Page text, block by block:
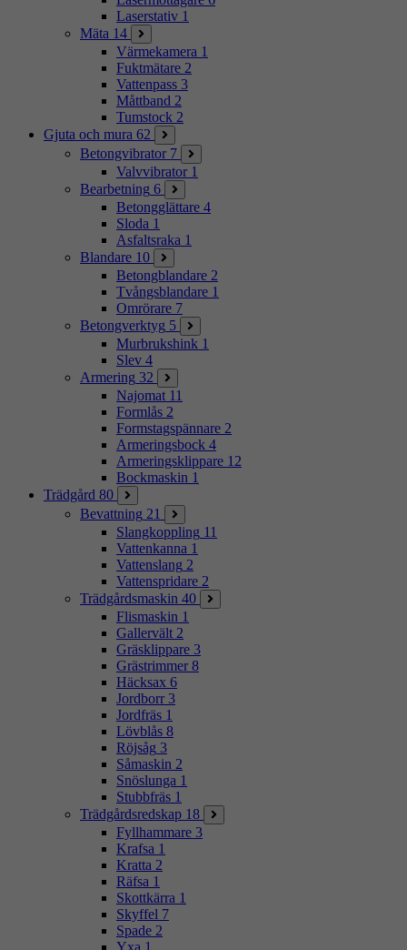
Laserstativ 1
Mäta 14
Värmekamera 1
Fuktmätare 2
Vattenpass 3
Måttband 2
Tumstock 2
Gjuta och mura 62
Betongvibrator 7
Valvvibrator 1
Bearbetning 6
Betongglättare 4
Sloda 1
Asfaltsraka 1
Blandare 10
Betongblandare 2
Tvångsblandare 1
Omrörare 7
Betongverktyg 5
Murbrukshink 1
Slev 4
Armering 32
Najomat 11
Formlås 2
Formstagspännare 2
Armeringsbock 4
Armeringsklippare 12
Bockmaskin 1
Trädgård 80
Bevattning 21
Slangkoppling 11
Vattenkanna 1
Vattenslang 2
Vattenspridare 2
Trädgårdsmaskin 40
Flismaskin 1
Gallervält 2
Gräsklippare 3
Grästrimmer 8
Häcksax 6
Jordborr 3
Jordfräs 1
Lövblås 8
Röjsåg 3
Såmaskin 2
Snöslunga 1
Stubbfräs 1
Trädgårdsredskap 18
Fyllhammare 3
Krafsa 1
Kratta 2
Räfsa 1
Skottkärra 1
Skyffel 7
Spade 2
Yxa 1